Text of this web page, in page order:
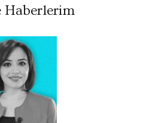
Haberlerim